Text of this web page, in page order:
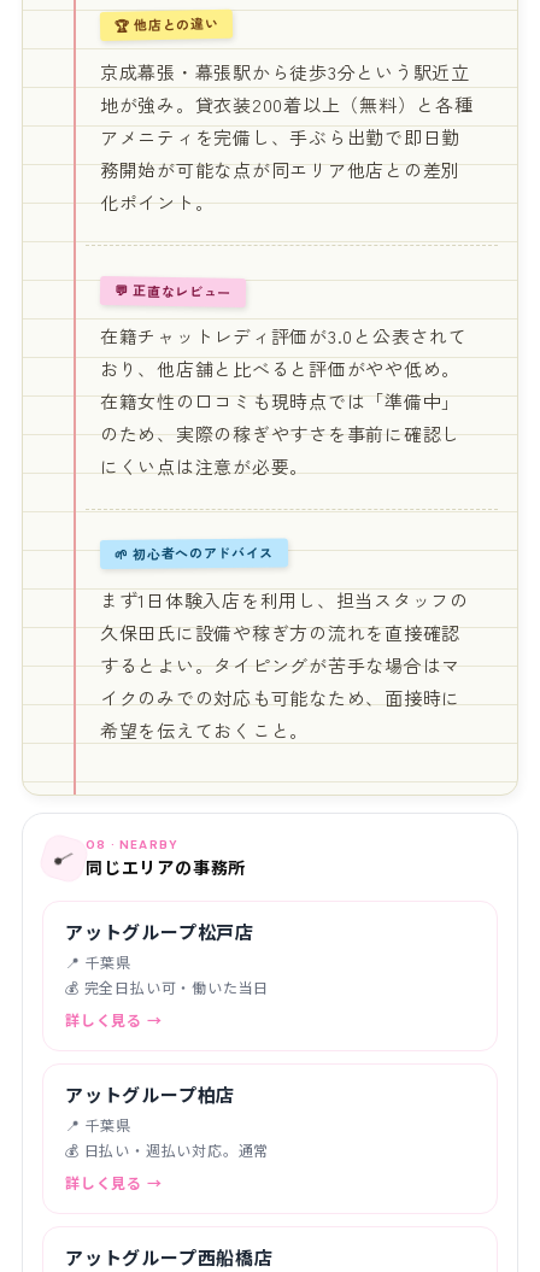
🏆 他店との違い
京成幕張・幕張駅から徒歩3分という駅近立
地が強み。貸衣装200着以上（無料）と各種
アメニティを完備し、手ぶら出勤で即日勤
務開始が可能な点が同エリア他店との差別
化ポイント。
💬 正直なレビュー
在籍チャットレディ評価が3.0と公表されて
おり、他店舗と比べると評価がやや低め。
在籍女性の口コミも現時点では「準備中」
のため、実際の稼ぎやすさを事前に確認し
にくい点は注意が必要。
🌱 初心者へのアドバイス
まず1日体験入店を利用し、担当スタッフの
久保田氏に設備や稼ぎ方の流れを直接確認
するとよい。タイピングが苦手な場合はマ
イクのみでの対応も可能なため、面接時に
希望を伝えておくこと。
📍 08 · NEARBY
同じエリアの事務所
アットグループ松戸店
📍 千葉県
💰 完全日払い可・働いた当日
詳しく見る →
アットグループ柏店
📍 千葉県
💰 日払い・週払い対応。通常
詳しく見る →
アットグループ西船橋店